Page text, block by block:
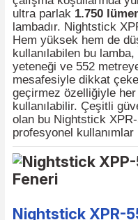
ve NFPA
Nightstick XPR-
çalışma
ultra parlak1.750
lambadır. Nightstick
Hem yüksek hem de
kullanılabilen bu
yeteneği ve 552
mesafesiyle dikkat
geçirmez özelliğiyle
kullanılabilir. Çeşitli
profesyonel